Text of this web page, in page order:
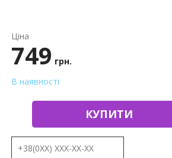
Ціна
749 грн.
В наявності
КУПИТИ